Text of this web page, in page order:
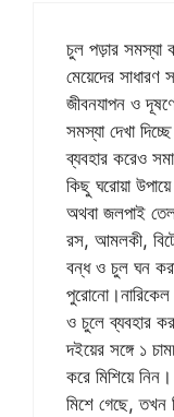
চুল পড়ার সমস্যা
মেয়েদের
জীবনযাপন ও
সমস্যা দেখা
ব্যবহার করেও
কিছু ঘরোয়া
অথবা জলপাই তেল
রস, আমলকী,
বন্ধ ও চুল ঘন
পুরোনো।নারিকেল
ও চুলে ব্যবহার
দইয়ের সঙ্গে ১
করে মিশিয়ে
মিশে গেছে, তখন